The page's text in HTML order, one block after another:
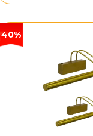
40%